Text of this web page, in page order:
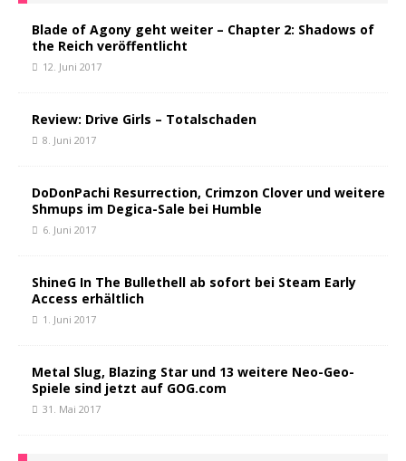
Blade of Agony geht weiter – Chapter 2: Shadows of
the Reich veröffentlicht
12. Juni 2017
Review: Drive Girls – Totalschaden
8. Juni 2017
DoDonPachi Resurrection, Crimzon Clover und weitere
Shmups im Degica-Sale bei Humble
6. Juni 2017
ShineG In The Bullethell ab sofort bei Steam Early
Access erhältlich
1. Juni 2017
Metal Slug, Blazing Star und 13 weitere Neo-Geo-
Spiele sind jetzt auf GOG.com
31. Mai 2017